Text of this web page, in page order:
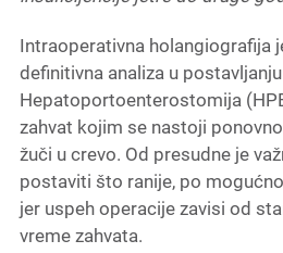
Intraoperativna holangiografija
definitivna analiza u
Hepatoportoenterostomija
zahvat kojim se nastoji
žuči u crevo. Od presudne je
postaviti što ranije, po
jer uspeh operacije zavisi od
vreme zahvata.